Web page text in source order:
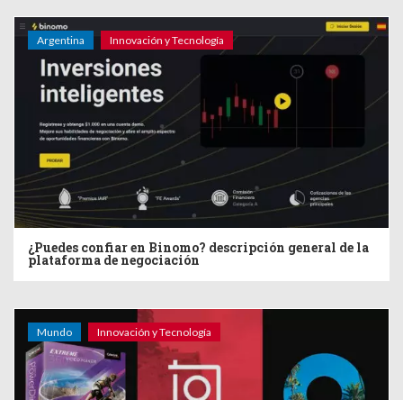
Argentina Innovación y Tecnología
¿Puedes confiar en Binomo? descripción general de la
plataforma de negociación
Mundo Innovación y Tecnología